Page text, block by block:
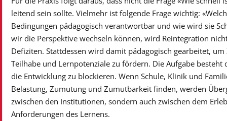
leitend sein sollte. Vielmehr ist folgende Frage wichtig:
Bedingungen pädagogisch verantwortbar und wie wird sie
wir die Perspektive wechseln können, wird Reintegration
Defiziten. Stattdessen wird damit pädagogisch gearbeitet,
Teilhabe und Lernpotenziale zu fördern. Die Aufgabe
die Entwicklung zu blockieren. Wenn Schule, Klinik und
Belastung, Zumutung und Zumutbarkeit finden, werden
zwischen den Institutionen, sondern auch zwischen dem
Anforderungen des Lernens.